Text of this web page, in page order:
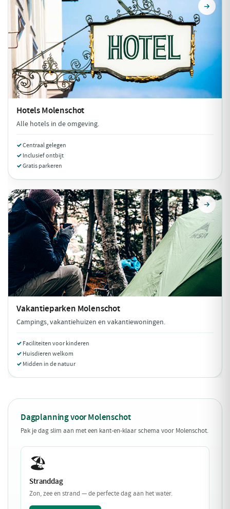
HotelsMolenschot
Alle hotels in de omgeving.
Centraal gelegen
Inclusief ontbijt
Gratis parkeren
Vakantieparken Molenschot
Campings, vakantiehuizen en vakantiewoningen.
Faciliteiten voor kinderen
Huisdieren welkom
Midden in de natuur
Dagplanning voor Molenschot
Pak je dag slim aan met een kant-en-klaar schema voor Molenschot.
🏖️
Stranddag
Zon, zee en strand — de perfecte dag aan het water.